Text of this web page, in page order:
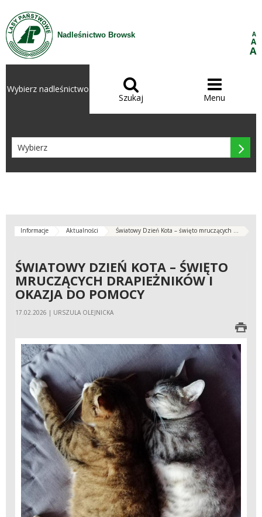
Przejdź do treści
Nadleśnictwo Browsk A
A
A
Wybierz nadleśnictwo 
Szukaj

Menu

Informacje Aktualności Światowy Dzień Kota – święto mruczących ...
ŚWIATOWY DZIEŃ KOTA – ŚWIĘTO
MRUCZĄCYCH DRAPIEŻNIKÓW I
OKAZJA DO POMOCY
17.02.2026 | URSZULA OLEJNICKA